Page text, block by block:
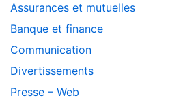
Assurances et mutuelles
Banque et finance
Communication
Divertissements
Presse – Web